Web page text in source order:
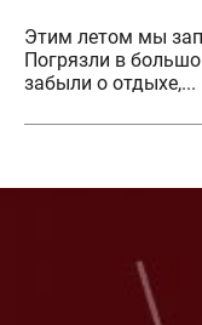
Этим летом мы
Погрязли в
забыли о отдыхе,...